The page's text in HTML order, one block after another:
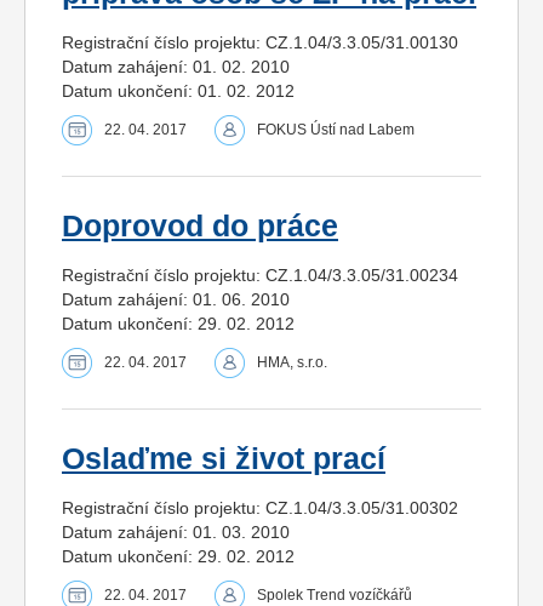
Registrační číslo projektu: CZ.1.04/3.3.05/31.00130
Datum zahájení: 01. 02. 2010
Datum ukončení: 01. 02. 2012
22. 04. 2017 FOKUS Ústí nad Labem
Doprovod do práce
Registrační číslo projektu: CZ.1.04/3.3.05/31.00234
Datum zahájení: 01. 06. 2010
Datum ukončení: 29. 02. 2012
22. 04. 2017 HMA, s.r.o.
Oslaďme si život prací
Registrační číslo projektu: CZ.1.04/3.3.05/31.00302
Datum zahájení: 01. 03. 2010
Datum ukončení: 29. 02. 2012
22. 04. 2017
Spolek Trend vozíčkářů